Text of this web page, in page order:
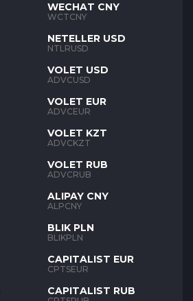
WECHAT CNY
WCTCNY
NETELLER USD
NTLRUSD
VOLET USD
ADVCUSD
VOLET EUR
ADVCEUR
VOLET KZT
ADVCKZT
VOLET RUB
ADVCRUB
ALIPAY CNY
ALPCNY
BLIK PLN
BLIKPLN
CAPITALIST EUR
CPTSEUR
CAPITALIST RUB